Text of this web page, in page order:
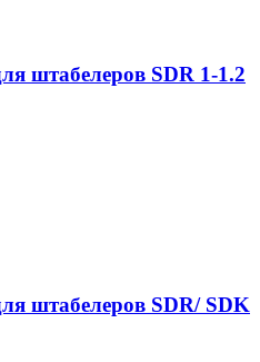
штабелеров SDR 1-1.2
штабелеров SDR/ SDK